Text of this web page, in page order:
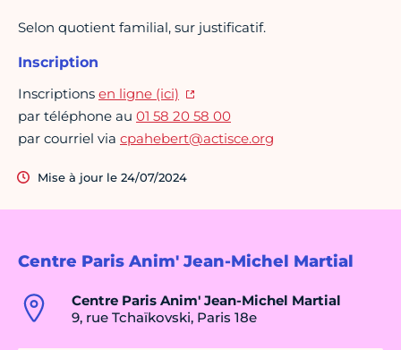
Centre Paris Anim' Jean-Michel Martial
Centre Paris Anim' Jean-Michel Martial
9, rue Tchaïkovski, Paris 18e
Selon quotient familial, sur justificatif.
Inscription
Inscriptions en ligne (ici)
par téléphone au 01 58 20 58 00
par courriel via cpahebert@actisce.org
Mise à jour le 24/07/2024